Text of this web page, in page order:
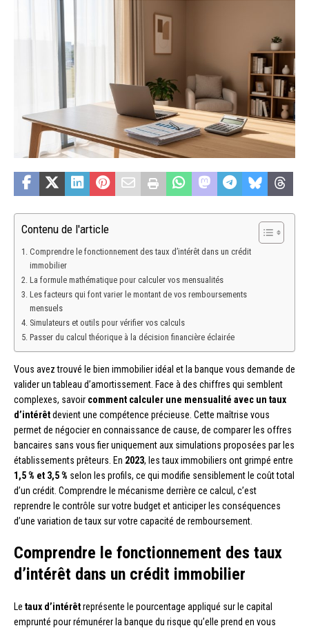
Contenu de l'article
Comprendre le fonctionnement des taux d’intérêt dans un crédit
immobilier
La formule mathématique pour calculer vos mensualités
Les facteurs qui font varier le montant de vos remboursements
mensuels
Simulateurs et outils pour vérifier vos calculs
Passer du calcul théorique à la décision financière éclairée
Vous avez trouvé le bien immobilier idéal et la banque vous demande de
valider un tableau d’amortissement. Face à des chiffres qui semblent
complexes, savoir comment calculer une mensualité avec un taux
d’intérêtdevient une compétence précieuse. Cette maîtrise vous
permet de négocier en connaissance de cause, de comparer les offres
bancaires sans vous fier uniquement aux simulations proposées par les
établissements prêteurs. En 2023, les taux immobiliers ont grimpé entre
1,5 % et 3,5 % selon les profils, ce qui modifie sensiblement le coût total
d’un crédit. Comprendre le mécanisme derrière ce calcul, c’est
reprendre le contrôle sur votre budget et anticiper les conséquences
d’une variation de taux sur votre capacité de remboursement.
Comprendre le fonctionnement des taux
d’intérêt dans un crédit immobilier
Le taux d’intérêtreprésente le pourcentage appliqué sur le capital
emprunté pour rémunérer la banque du risque qu’elle prend en vous